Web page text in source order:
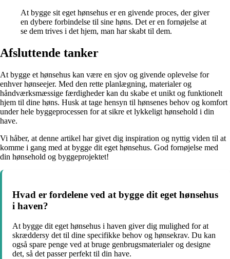
At bygge sit eget hønsehus er en givende proces, der giver
en dybere forbindelse til sine høns. Det er en fornøjelse at
se dem trives i det hjem, man har skabt til dem.
Afsluttende tanker
At bygge et hønsehus kan være en sjov og givende oplevelse for
enhver hønseejer. Med den rette planlægning, materialer og
håndværksmæssige færdigheder kan du skabe et unikt og funktionelt
hjem til dine høns. Husk at tage hensyn til hønsenes behov og komfort
under hele byggeprocessen for at sikre et lykkeligt hønsehold i din
have.
Vi håber, at denne artikel har givet dig inspiration og nyttig viden til at
komme i gang med at bygge dit eget hønsehus. God fornøjelse med
din hønsehold og byggeprojektet!
Hvad er fordelene ved at bygge dit eget hønsehus
i haven?
At bygge dit eget hønsehus i haven giver dig mulighed for at
skræddersy det til dine specifikke behov og hønsekrav. Du kan
også spare penge ved at bruge genbrugsmaterialer og designe
det, så det passer perfekt til din have.